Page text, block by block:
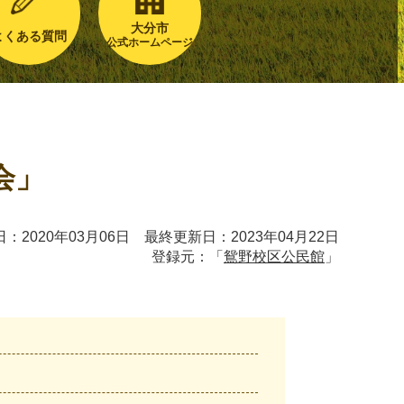
くある質問
大分市
公式ホームページ
：2020年03月06日 最終更新日：2023年04月22日
登録元：「 鴛野校区公民館 」